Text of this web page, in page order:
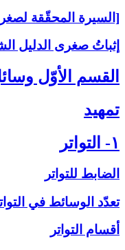
[السيرة المحقّقة
إثباتُ‏ صغرى‏ الدليل
القسم الأوّل
تمهيد
۱- التواتر
الضابط للتواتر
تعدّد الوسائط في
أقسام التواتر